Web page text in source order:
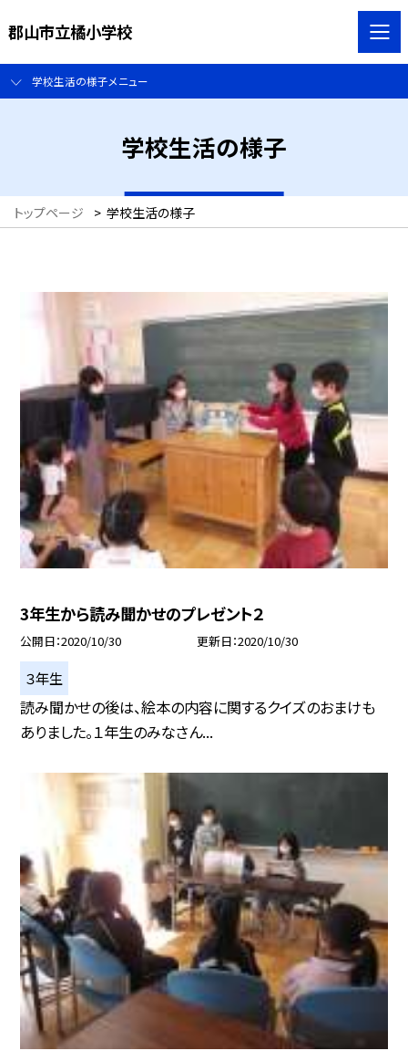
郡山市立橘小学校
学校生活の様子メニュー
学校生活の様子
トップページ > 学校生活の様子
3年生から読み聞かせのプレゼント２
公開日 2020/10/30 更新日 2020/10/30
３年生
読み聞かせの後は、絵本の内容に関するクイズのおまけも
ありました。１年生のみなさん...